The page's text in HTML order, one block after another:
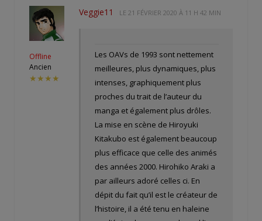
Offline
Ancien
★★★★
Veggie11 LE 21 FÉVRIER 2020 À 11 H 42 MIN
Les OAVs de 1993 sont nettement
meilleures, plus dynamiques, plus
intenses, graphiquement plus
proches du trait de l’auteur du
manga et également plus drôles.
La mise en scène de Hiroyuki
Kitakubo est également beaucoup
plus efficace que celle des animés
des années 2000. Hirohiko Araki a
par ailleurs adoré celles ci. En
dépit du fait qu’il est le créateur de
l’histoire, il a été tenu en haleine